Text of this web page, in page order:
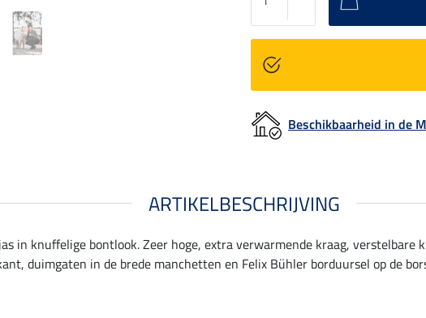
Beschikbaarheid in de
ARTIKELBESCHRIJVING
in knuffelige bontlook. Zeer hoge, extra verwarmende kraag,
duimgaten in de brede manchetten en Felix Bühler borduursel op de